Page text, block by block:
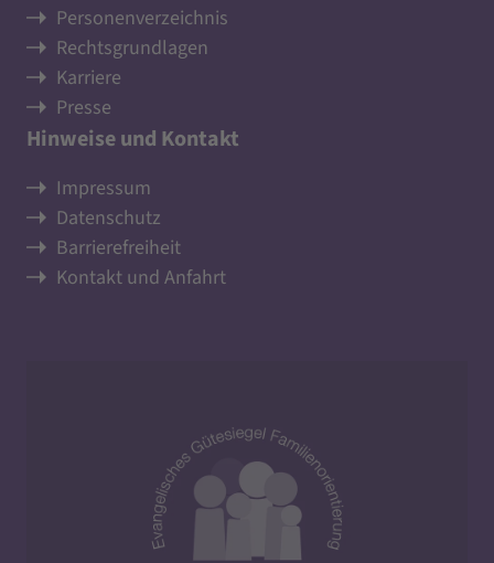
Personenverzeichnis
Rechtsgrundlagen
Karriere
Presse
Hinweise und Kontakt
Impressum
Datenschutz
Barrierefreiheit
Kontakt und Anfahrt